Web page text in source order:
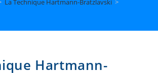
La Technique Hartmann-Bratzlavski >
Hartmann-